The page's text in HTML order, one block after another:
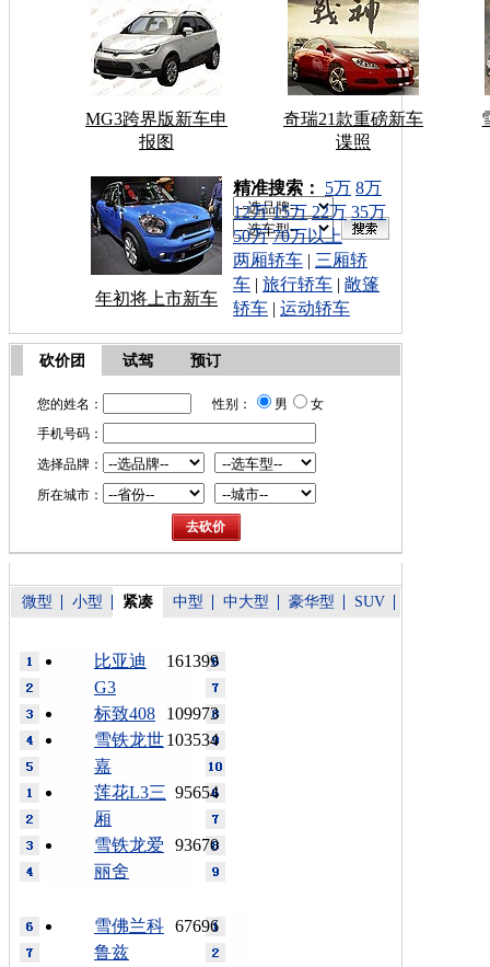
MG3跨界版新车申
报图
奇瑞21款重磅新车
谍照
年初将上市新车
车型搜索：
精准搜索： 5万 8万
12万 15万 22万 35万
50万 70万以上
两厢轿车 | 三厢轿
车 | 旅行轿车 | 敞篷
轿车 | 运动轿车
砍价团 试驾 预订
您的姓名： 性别： 男
女
手机号码：
选择品牌：
所在城市：
微型 小型 紧凑 中型 中大型 豪华型 SUV
161399
比亚迪
G3
109973
标致408
103534
雪铁龙世
嘉
95654
莲花L3三
厢
93670
雪铁龙爱
丽舍
67696
雪佛兰科
鲁兹